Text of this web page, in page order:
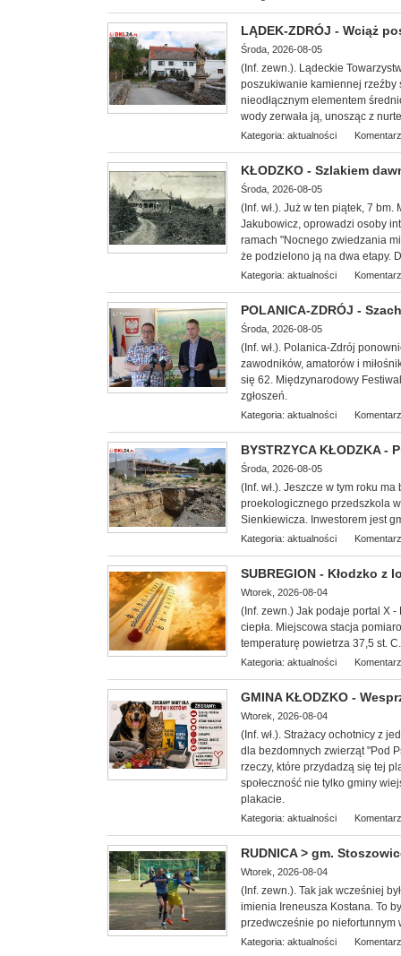
LĄDEK-ZDRÓJ - Wciąż
Środa, 2026-08-05
(Inf. zewn.). Lądeckie Towarzy
poszukiwanie kamiennej rzeźby
nieodłącznym elementem
wody zerwała ją, unosząc z
Kategoria: aktualności
KŁODZKO - Szlakiem
Środa, 2026-08-05
(Inf. wł.). Już w ten piątek, 7 bm.
Jakubowicz, oprowadzi osoby
ramach "Nocnego zwiedzania
że podzielono ją na dwa etapy.
Kategoria: aktualności
POLANICA-ZDRÓJ -
Środa, 2026-08-05
(Inf. wł.). Polanica-Zdrój
zawodników, amatorów i
się 62. Międzynarodowy
zgłoszeń.
Kategoria: aktualności
BYSTRZYCA KŁODZKA -
Środa, 2026-08-05
(Inf. wł.). Jeszcze w tym roku ma
proekologicznego przedszkola
Sienkiewicza. Inwestorem jest
Kategoria: aktualności
SUBREGION - Kłodzko z
Wtorek, 2026-08-04
(Inf. zewn.) Jak podaje portal X -
ciepła. Miejscowa stacja
temperaturę powietrza 37,5 st.
Kategoria: aktualności
GMINA KŁODZKO -
Wtorek, 2026-08-04
(Inf. wł.). Strażacy ochotnicy z
dla bezdomnych zwierząt "Pod
rzeczy, które przydadzą się tej
społeczność nie tylko gminy
plakacie.
Kategoria: aktualności
RUDNICA > gm.
Wtorek, 2026-08-04
(Inf. zewn.). Tak jak wcześniej
imienia Ireneusza Kostana. To
przedwcześnie po niefortunnym
Kategoria: aktualności